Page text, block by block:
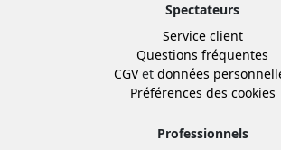
Spectateurs
Service client
Questions fréquentes
CGVet données
Préférences des cookies
Professionnels